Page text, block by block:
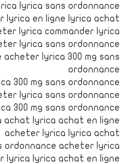
lyrica sans ordonnance
lyrica en ligne lyrica achat
lyrica commander lyrica
lyrica sans ordonnance
lyrica 300 mg sans
ordonnance
300 mg sans ordonnance
lyrica sans ordonnance
300 mg sans ordonnance
achat lyrica achat en ligne
acheter lyrica lyrica achat
ordonnance acheter lyrica
lyrica lyrica achat en ligne